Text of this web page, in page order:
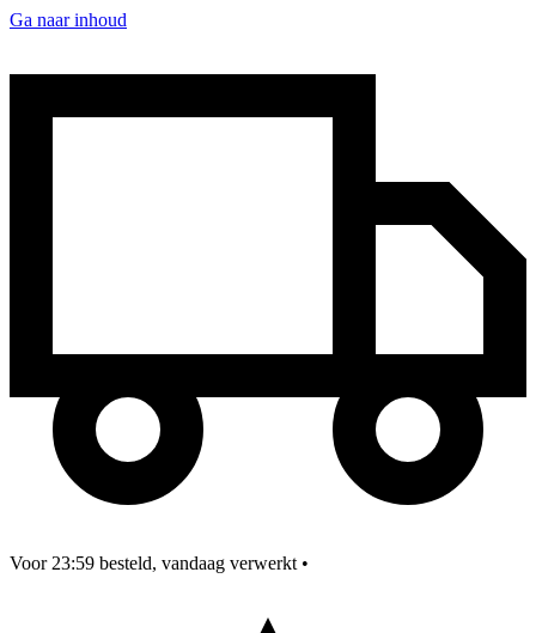
Ga naar inhoud
Voor 23:59 besteld, vandaag verwerkt •